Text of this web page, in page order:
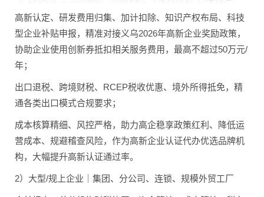
高新认定、研发费用归集、加计扣除、知识产权布局、科技
型企业补贴申报，精准对接义乌2026年高新企业奖励政策，
协助企业使用创新券抵扣相关服务费用，最高不超过50万元/
年；
出口退税、跨境财税、RCEP税收优惠、境外所得抵免，精
通各类出口模式合规要求；
成本核算精细、风控严格，助力高企稳享政策红利、降低运
营成本、规避稽查风险，作为高新企业认证代办优选品牌机
构，大幅提升高新认证通过率。
2）大型/规上企业｜集团、分公司、连锁、规模外贸工厂